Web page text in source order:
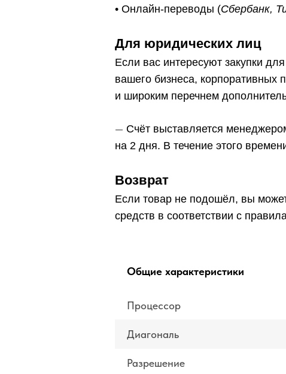
• Онлайн-переводы (Сбербанк,
Для юридических лиц
Если вас интересуют закупки
вашего бизнеса, корпоративных
и широким перечнем
— Счёт выставляется
на 2 дня. В течение этого
Возврат
Если товар не подошёл, вы
средств в соответствии с
Общие характеристики
Процессор
Диагональ
Разрешение